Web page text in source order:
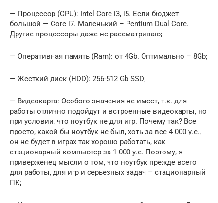
— Процессор (CPU): Intel Core i3, i5. Если бюджет
большой — Core i7. Маленький – Pentium Dual Core.
Другие процессоры даже не рассматриваю;
— Оперативная память (Ram): от 4Gb. Оптимально – 8Gb;
— Жесткий диск (HDD): 256-512 Gb SSD;
— Видеокарта: Особого значения не имеет, т.к. для
работы отлично подойдут и встроенные видеокарты, но
при условии, что ноутбук не для игр. Почему так? Все
просто, какой бы ноутбук не был, хоть за все 4 000 у.е.,
он не будет в играх так хорошо работать, как
стационарный компьютер за 1 000 у.е. Поэтому, я
приверженец мысли о том, что ноутбук прежде всего
для работы, для игр и серьезных задач – стационарный
ПК;